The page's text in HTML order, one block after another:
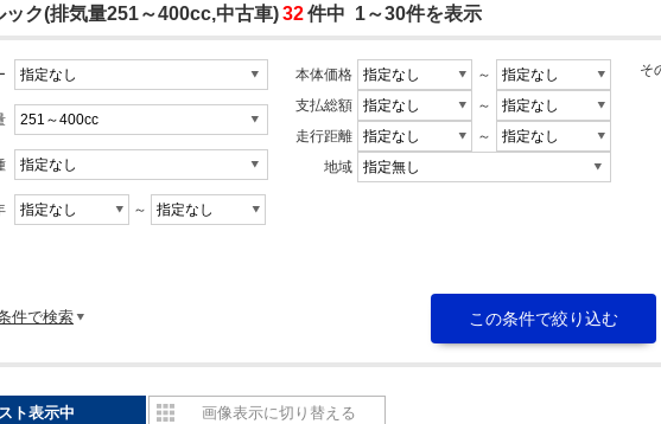
ック(排気量251～400cc,中古車)32件中 1～30件を表示
～
本体価格
～
支払総額
～
走行距離
～
地域
そ
件で検索
ト表示中 画像表示に切り替える